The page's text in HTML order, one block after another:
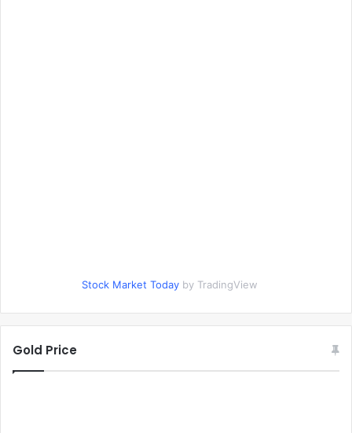
Stock Market Today by TradingView
Gold Price